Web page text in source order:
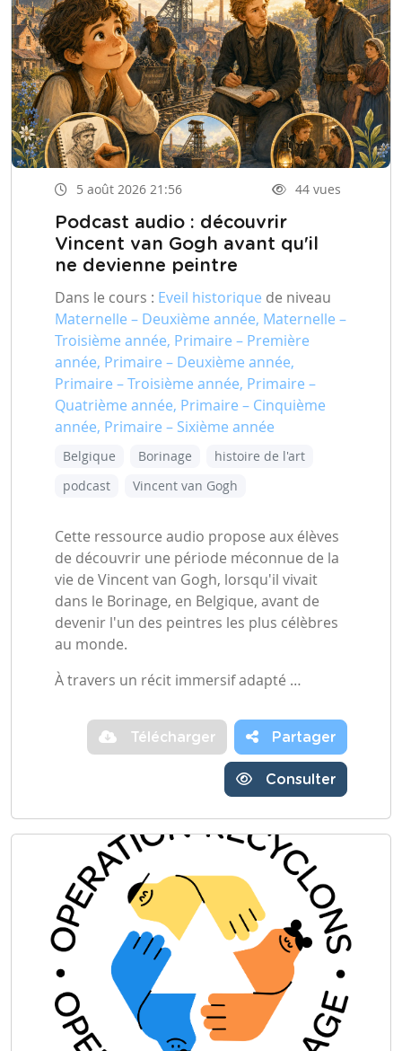
5 août 2026 21:56 44 vues
Podcast audio : découvrir
Vincent van Gogh avant qu'il
ne devienne peintre
Dans le cours : Eveil historique de niveau
Maternelle – Deuxième année, Maternelle –
Troisième année, Primaire – Première
année, Primaire – Deuxième année,
Primaire – Troisième année, Primaire –
Quatrième année, Primaire – Cinquième
année, Primaire – Sixième année
Belgique Borinage
histoire de l'art
podcast
Vincent van Gogh
Cette ressource audio propose aux élèves
de découvrir une période méconnue de la
vie de Vincent van Gogh, lorsqu'il vivait
dans le Borinage, en Belgique, avant de
devenir l'un des peintres les plus célèbres
au monde.
À travers un récit immersif adapté …
Télécharger Partager
Consulter